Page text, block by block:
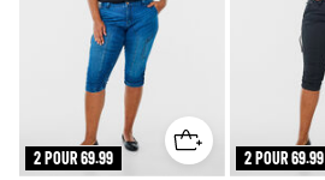
2 POUR 69.99 2 POUR 69.99